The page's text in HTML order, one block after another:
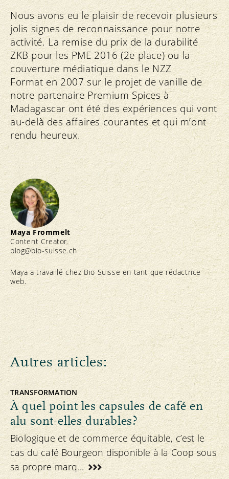
Nous avons eu le plaisir de recevoir plusieurs
jolis signes de reconnaissance pour notre
activité. La remise du prix de la durabilité
ZKB pour les PME 2016 (2e place) ou la
couverture médiatique dans le NZZ
Format en 2007 sur le projet de vanille de
notre partenaire Premium Spices à
Madagascar ont été des expériences qui vont
au-delà des affaires courantes et qui m’ont
rendu heureux.
Maya Frommelt
Content Creator
blog@bio-suisse.ch
Maya a travaillé chez Bio Suisse en tant que rédactrice
web.
Autres articles:
TRANSFORMATION
À quel point les capsules de café en
alu sont-elles durables?
Biologique et de commerce équitable, c’est le
cas du café Bourgeon disponible à la Coop sous
sa propre marq...